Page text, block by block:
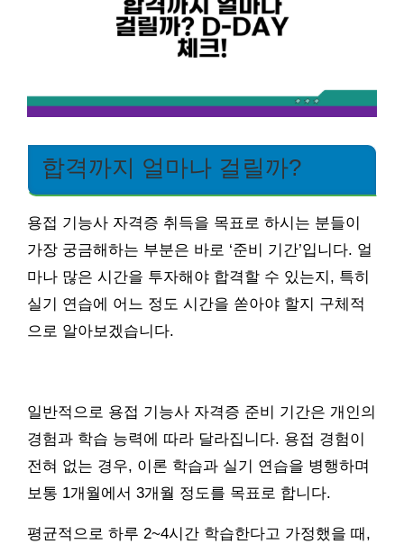
합격까지 얼마나 걸릴까?
용접 기능사 자격증 취득을 목표로 하시는 분들이
가장 궁금해하는 부분은 바로 ‘준비 기간’입니다. 얼
마나 많은 시간을 투자해야 합격할 수 있는지, 특히
실기 연습에 어느 정도 시간을 쏟아야 할지 구체적
으로 알아보겠습니다.
일반적으로 용접 기능사 자격증 준비 기간은 개인의
경험과 학습 능력에 따라 달라집니다. 용접 경험이
전혀 없는 경우, 이론 학습과 실기 연습을 병행하며
보통 1개월에서 3개월 정도를 목표로 합니다.
평균적으로 하루 2~4시간 학습한다고 가정했을 때,